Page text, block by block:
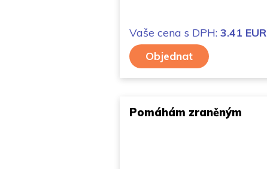
Vaše cena s DPH: 3.41 EUR
Objednat
Pomáhám zraněným